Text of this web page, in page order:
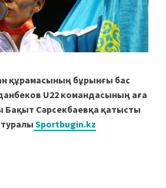
құрамасының бұрынғы бас
U22 командасының аға
Сәрсекбаевқа қатысты
туралы Sportbugin.kz